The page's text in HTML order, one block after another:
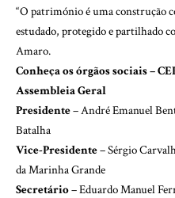
“O património é uma construção
estudado, protegido e partilhado
Amaro.
Conheça os órgãos sociais –
Assembleia Geral
Presidente– André Emanuel
Batalha
Vice-Presidente– Sérgio
da Marinha Grande
Secretário– Eduardo Manuel